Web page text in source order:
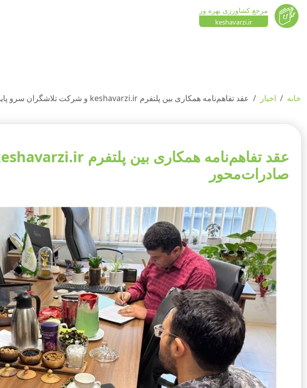
مرجع کشاورزی بهره ور
keshavarzi.ir
خانه اخبار عقد تفاهم‌نامه همکاری بین پلتفرم keshavarzi.ir و شرکت تلاشگران سرو پایدار برای توسعه کشاورزی صادرات‌محور
صادرات‌محور